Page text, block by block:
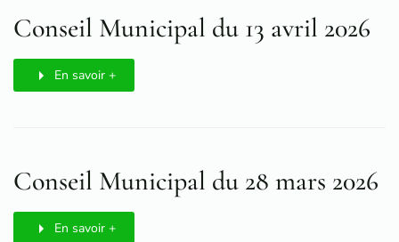
Conseil Municipal du 13 avril 2026
En savoir +
Conseil Municipal du 28 mars 2026
En savoir +